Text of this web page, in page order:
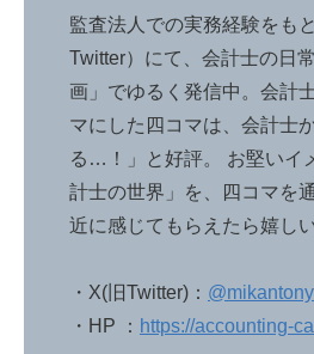
監査法人での実務経験をも
Twitter）にて、会計士の日
画」でゆるく発信中。会計
マにした四コマは、会計士
る…！」と好評。 お堅いイ
計士の世界」を、四コマを
近に感じてもらえたら嬉しい
・X(旧Twitter)：
・HP ： https://accounting-